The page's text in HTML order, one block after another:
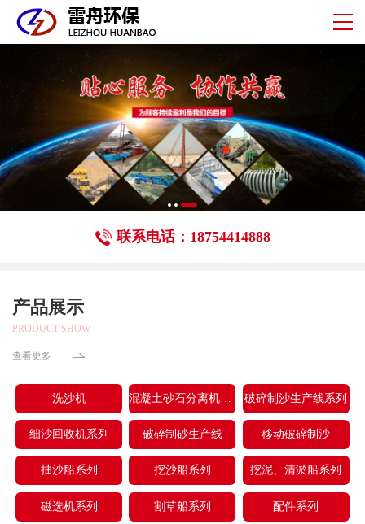
联系电话：18754414888
产品展示
PRODUCT SHOW
查看更多
洗沙机 破碎制沙生产线系列
细沙回收机系列 破碎制砂生产线 移动破碎制沙
抽沙船系列 挖沙船系列 挖泥、清淤船系列
磁选机系列 割草船系列 配件系列